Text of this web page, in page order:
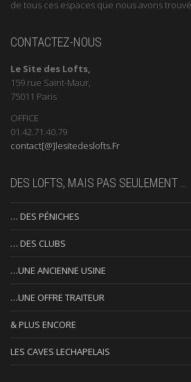
de tous ces espaces que nous avons
CONTACTEZ-NOUS
Le Site des Lofts,
159 rue Saint-Maur,
75011 Paris
OFFICE
01.42.71.40.79
contact[@]lesitedeslofts.Fr
DES LOFTS, MAIS PAS SEULEMENT …
… DES PÉNICHES
… DES CLUBS
…UNE ANCIENNE USINE
…UNE OFFRE TRAITEUR
& PLUS ENCORE
LES CAVES LECHAPELAIS